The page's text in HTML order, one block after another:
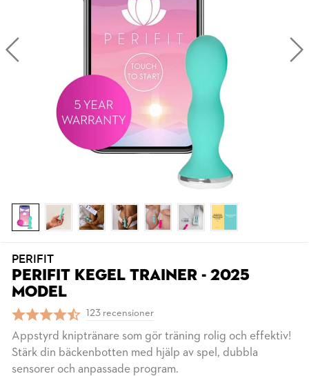
PERIFIT
PERIFIT KEGEL TRAINER - 2025
MODEL
123 recensioner
Appstyrd kniptränare som gör träning rolig och effektiv!
Stärk din bäckenbotten med hjälp av spel, dubbla
sensorer och anpassade program.